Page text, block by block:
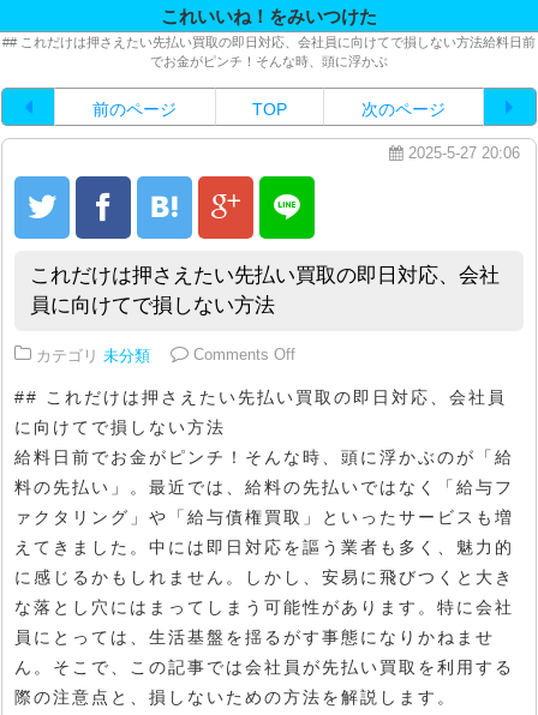
これいいね！をみいつけた
## これだけは押さえたい先払い買取の即日対応、会社員に向けてで損しない方法給料日前
でお金がピンチ！そんな時、頭に浮かぶ
前のページ TOP 次のページ
2025-5-27 20:06
これだけは押さえたい先払い買取の即日対応、会社
員に向けてで損しない方法
カテゴリ 未分類 Comments Offon これだけは押さえたい先払い
## これだけは押さえたい先払い買取の即日対応、会社員
に向けてで損しない方法
給料日前でお金がピンチ！そんな時、頭に浮かぶのが「給
料の先払い」。最近では、給料の先払いではなく「給与フ
ァクタリング」や「給与債権買取」といったサービスも増
えてきました。中には即日対応を謳う業者も多く、魅力的
に感じるかもしれません。しかし、安易に飛びつくと大き
な落とし穴にはまってしまう可能性があります。特に会社
員にとっては、生活基盤を揺るがす事態になりかねませ
ん。そこで、この記事では会社員が先払い買取を利用する
際の注意点と、損しないための方法を解説します。